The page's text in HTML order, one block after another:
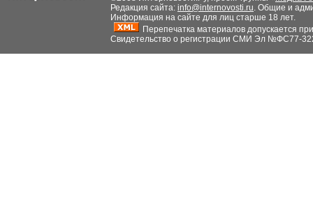
Редакция сайта: info@internovosti.ru. Общие и
Информация на сайте для лиц старше 18 лет.
Перепечатка материалов допускается
Свидетельство о регистрации СМИ Эл №ФС77-